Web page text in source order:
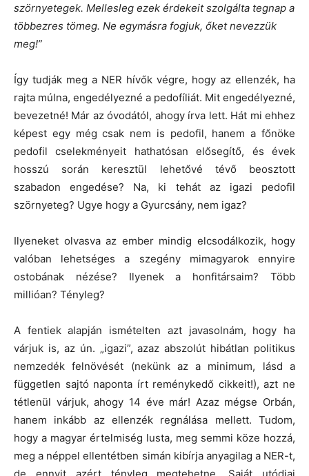
szörnyetegek. Mellesleg ezek érdekeit szolgálta tegnap a
többezres tömeg. Ne egymásra fogjuk, őket nevezzük
meg!”
Így tudják meg a NER hívők végre, hogy az ellenzék, ha
rajta múlna, engedélyezné a pedofíliát. Mit engedélyezné,
bevezetné! Már az óvodától, ahogy írva lett. Hát mi ehhez
képest egy még csak nem is pedofil, hanem a főnöke
pedofil cselekményeit hathatósan elősegítő, és évek
hosszú során keresztül lehetővé tévő beosztott
szabadon engedése? Na, ki tehát az igazi pedofil
szörnyeteg? Ugye hogy a Gyurcsány, nem igaz?
Ilyeneket olvasva az ember mindig elcsodálkozik, hogy
valóban lehetséges a szegény mimagyarok ennyire
ostobának nézése? Ilyenek a honfitársaim? Több
millióan? Tényleg?
A fentiek alapján ismételten azt javasolnám, hogy ha
várjuk is, az ún. „igazi”, azaz abszolút hibátlan politikus
nemzedék felnövését (nekünk az a minimum, lásd a
független sajtó naponta írt reménykedő cikkeit!), azt ne
tétlenül várjuk, ahogy 14 éve már! Azaz mégse Orbán,
hanem inkább az ellenzék regnálása mellett. Tudom,
hogy a magyar értelmiség lusta, meg semmi köze hozzá,
meg a néppel ellentétben simán kibírja anyagilag a NER-t,